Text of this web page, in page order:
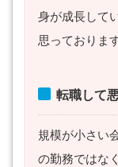
身が成長して
思っております
転職して
規模が小さい
の勤務ではな